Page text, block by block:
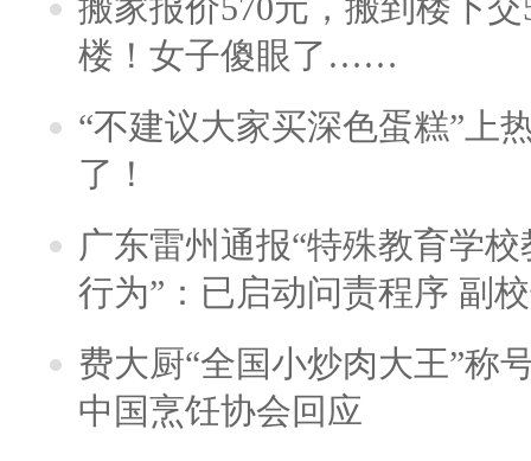
楼！女子傻眼了……
“不建议大家买深色蛋糕”上
了！
广东雷州通报“特殊教育学
行为”：已启动问责程序 副
费大厨“全国小炒肉大王”称
中国烹饪协会回应